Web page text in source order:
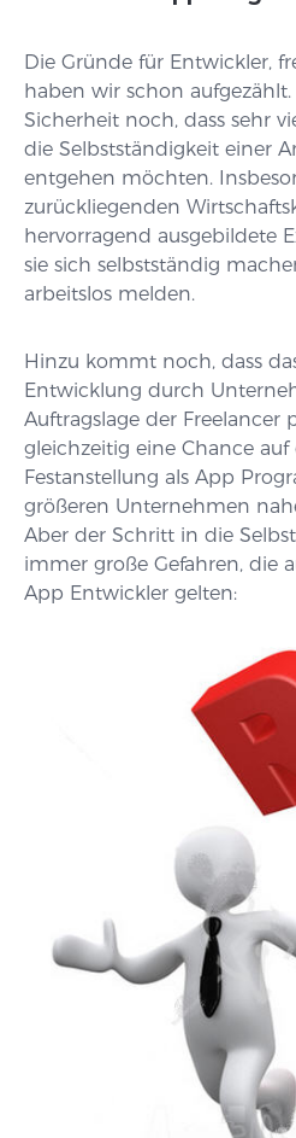
Die Gründe für Entwickler,
haben wir schon
Sicherheit noch, dass sehr
die Selbstständigkeit einer
entgehen möchten.
zurückliegenden
hervorragend ausgebildete
sie sich selbstständig
arbeitslos melden.
Hinzu kommt noch, dass
Entwicklung durch
Auftragslage der Freelancer
gleichzeitig eine Chance
Festanstellung als App
größeren Unternehmen
Aber der Schritt in die
immer große Gefahren, die
App Entwickler gelten: